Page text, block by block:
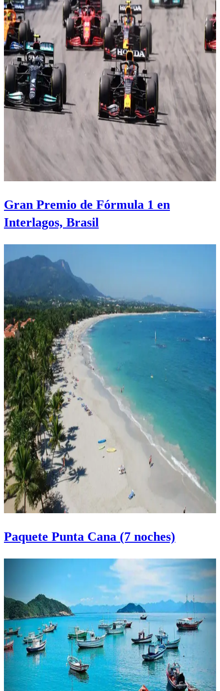
Gran Premio de Fórmula 1 en
Interlagos, Brasil
Paquete Punta Cana (7 noches)